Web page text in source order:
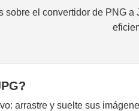
sobre el convertidor de PNG
arrastre y suelte sus